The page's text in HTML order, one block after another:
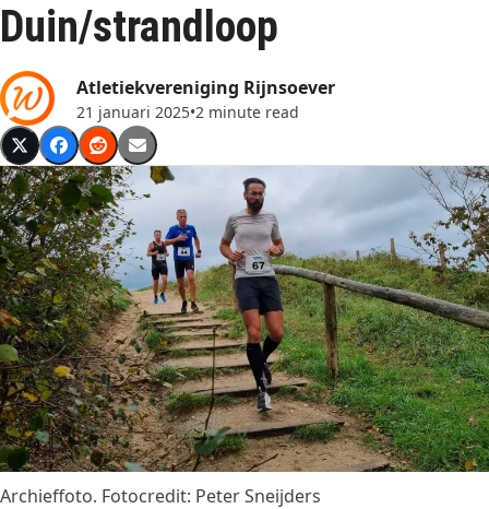
Duin/strandloop
Atletiekvereniging Rijnsoever
21 januari 2025•2 minute read
Archieffoto. Fotocredit: Peter Sneijders